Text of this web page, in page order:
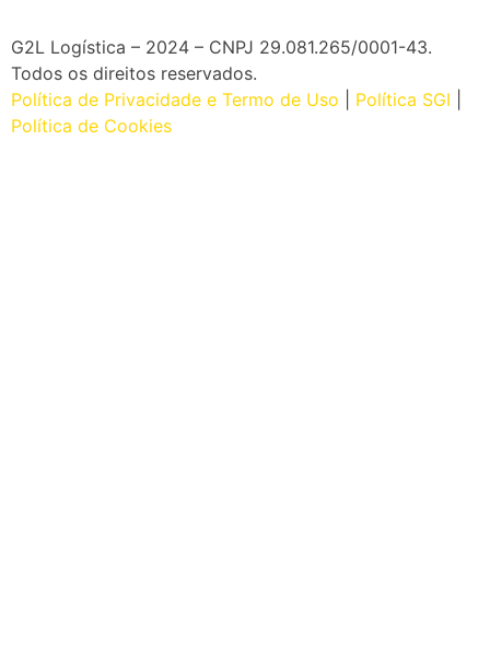
G2L Logística – 2024 – CNPJ 29.081.265/0001-43.
Todos os direitos reservados.
Política de Privacidade e Termo de Uso
Política SGI
Política de Cookies